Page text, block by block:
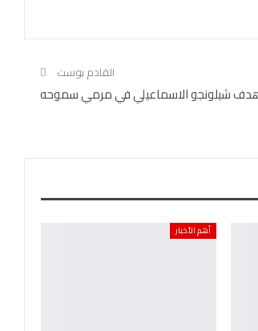
القادم بوست
شيلونجو الاسماعيلي في مرمي سموحه
أهم الأخبار